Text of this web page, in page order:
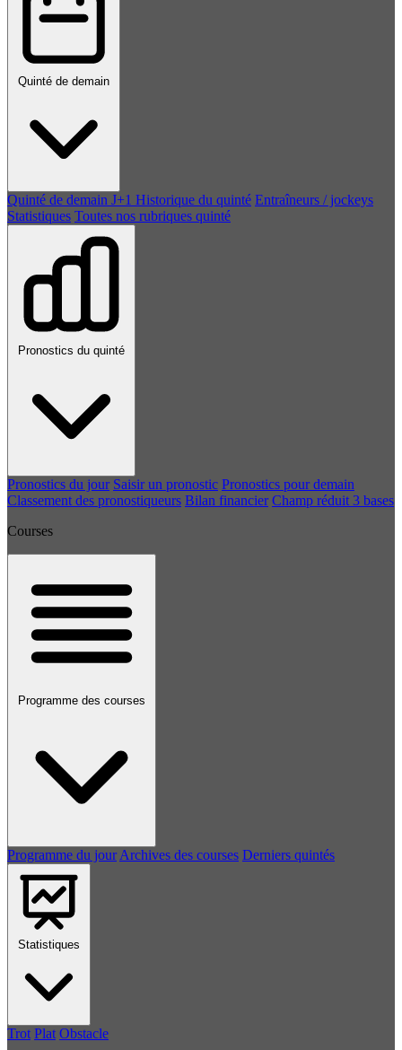
Quinté de demain
Quinté de demain J+1 Historique du quinté Entraîneurs / jockeys
Statistiques Toutes nos rubriques quinté
Pronostics du quinté
Pronostics du jour Saisir un pronostic Pronostics pour demain
Classement des pronostiqueurs Bilan financier Champ réduit 3 bases
Courses
Programme des courses
Programme du jour Archives des courses Derniers quintés
Statistiques
Trot Plat Obstacle